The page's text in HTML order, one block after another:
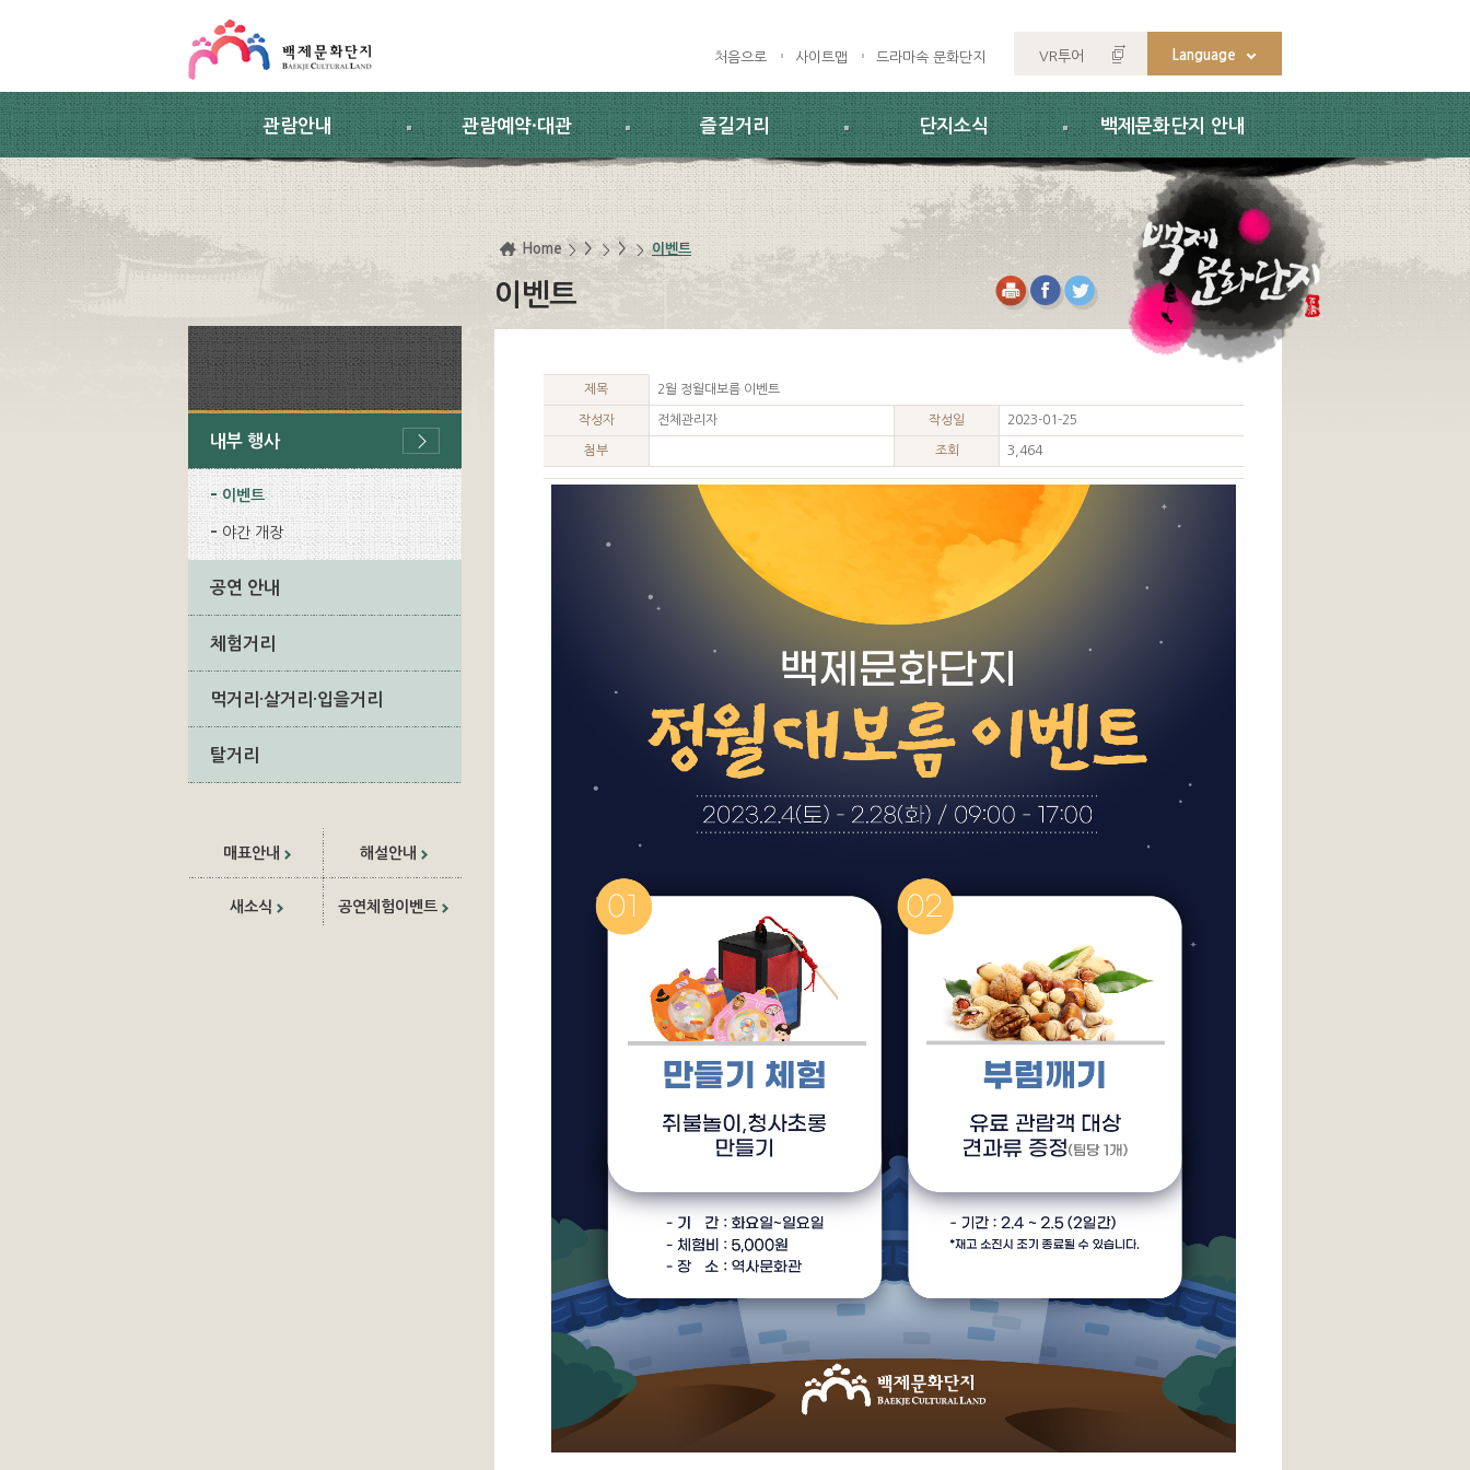
처음으로 사이트맵 드라마속 문화단지 VR투어 Language
관람안내 관람예약·대관 즐길거리 단지소식 백제문화단지 안내
내부 행사
이벤트
야간 개장
공연 안내
체험거리
먹거리·살거리·입을거리
탈거리
매표안내 해설안내
새소식 공연체험이벤트
Home > > 이벤트
이벤트
제목 2월 정월대보름 이벤트
작성자 전체관리자 작성일 2023-01-25
첨부 조회 3,464